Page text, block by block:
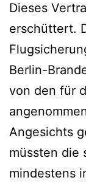
Dieses
erschüttert.
Berlin-
von den für
Angesichts
müssten die
mindestens